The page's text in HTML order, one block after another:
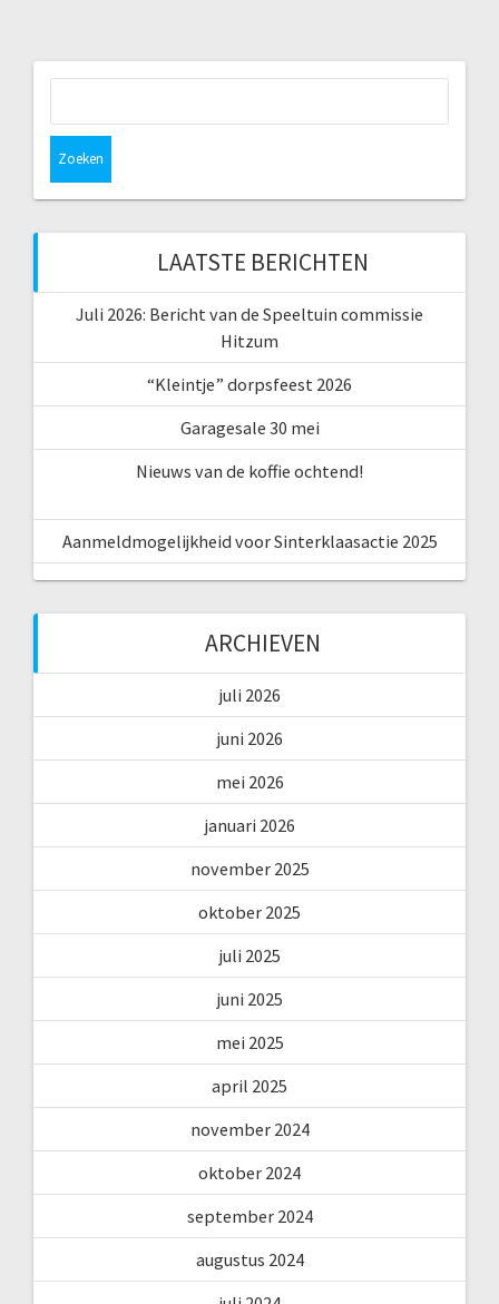
LAATSTE BERICHTEN
Juli 2026: Bericht van de Speeltuin commissie
Hitzum
“Kleintje” dorpsfeest 2026
Garagesale 30 mei
Nieuws van de koffie ochtend!
Aanmeldmogelijkheid voor Sinterklaasactie 2025
ARCHIEVEN
juli 2026
juni 2026
mei 2026
januari 2026
november 2025
oktober 2025
juli 2025
juni 2025
mei 2025
april 2025
november 2024
oktober 2024
september 2024
augustus 2024